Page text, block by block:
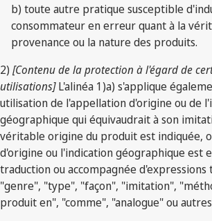
b) toute autre pratique susceptible
consommateur en erreur quant à la
provenance ou la nature des produits.
2) [Contenu de la protection à l'égard de
utilisations]L'alinéa 1)a) s'applique
utilisation de l'appellation d'origine ou de
géographique qui équivaudrait à son
véritable origine du produit est indiquée,
d'origine ou l'indication géographique est
traduction ou accompagnée d'expressions
"genre", "type", "façon", "imitation",
produit en", "comme", "analogue" ou autres